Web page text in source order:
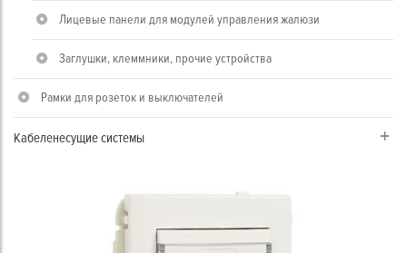
Лицевые панели для модулей управления жалюзи
Заглушки, клеммники, прочие устройства
Рамки для розеток и выключателей
Кабеленесущие системы